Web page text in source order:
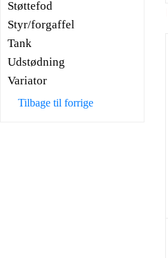
Støttefod
Styr/forgaffel
Tank
Udstødning
Variator
Tilbage til forrige